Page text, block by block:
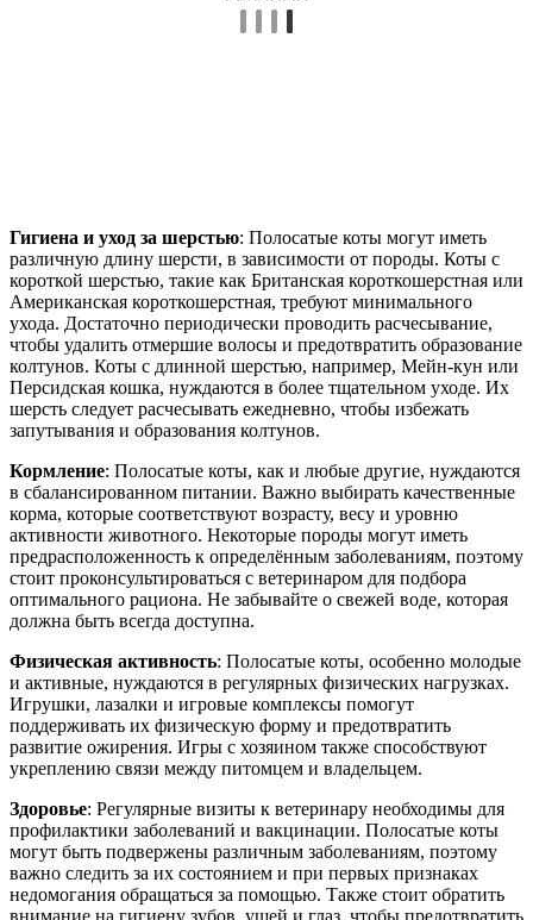
Гигиена и уход за шерстью: Полосатые коты могут иметь
различную длину шерсти, в зависимости от породы. Коты с
короткой шерстью, такие как Британская короткошерстная или
Американская короткошерстная, требуют минимального
ухода. Достаточно периодически проводить расчесывание,
чтобы удалить отмершие волосы и предотвратить образование
колтунов. Коты с длинной шерстью, например, Мейн-кун или
Персидская кошка, нуждаются в более тщательном уходе. Их
шерсть следует расчесывать ежедневно, чтобы избежать
запутывания и образования колтунов.
Кормление: Полосатые коты, как и любые другие, нуждаются
в сбалансированном питании. Важно выбирать качественные
корма, которые соответствуют возрасту, весу и уровню
активности животного. Некоторые породы могут иметь
предрасположенность к определённым заболеваниям, поэтому
стоит проконсультироваться с ветеринаром для подбора
оптимального рациона. Не забывайте о свежей воде, которая
должна быть всегда доступна.
Физическая активность: Полосатые коты, особенно молодые
и активные, нуждаются в регулярных физических нагрузках.
Игрушки, лазалки и игровые комплексы помогут
поддерживать их физическую форму и предотвратить
развитие ожирения. Игры с хозяином также способствуют
укреплению связи между питомцем и владельцем.
Здоровье: Регулярные визиты к ветеринару необходимы для
профилактики заболеваний и вакцинации. Полосатые коты
могут быть подвержены различным заболеваниям, поэтому
важно следить за их состоянием и при первых признаках
недомогания обращаться за помощью. Также стоит обратить
внимание на гигиену зубов, ушей и глаз, чтобы предотвратить